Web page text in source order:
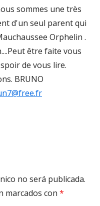
sommes une très
d'un seul parent qui
Orphelin .
être faite vous
de vous lire.
BRUNO
no será publicada.
marcados con *